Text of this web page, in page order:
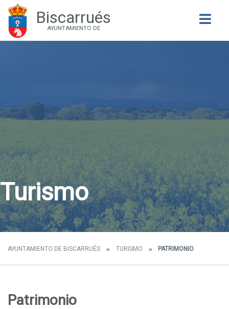
Biscarrués
AYUNTAMIENTO DE
Turismo
AYUNTAMIENTO DE BISCARRUÉS TURISMO PATRIMONIO
Patrimonio